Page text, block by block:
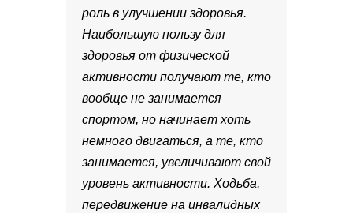
роль в улучшении здоровья.
Наибольшую пользу для
здоровья от физической
активности получают те, кто
вообще не занимается
спортом, но начинает хоть
немного двигаться, а те, кто
занимается, увеличивают свой
уровень активности. Ходьба,
передвижение на инвалидных